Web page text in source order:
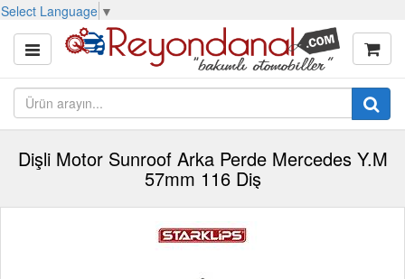
Select Language ▼
Dişli Motor Sunroof Arka Perde Mercedes Y.M
57mm 116 Diş